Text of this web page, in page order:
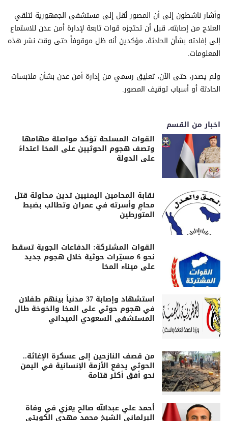
وأشار ناشطون إلى أن المصور نُقل إلى مستشفى الجمهورية لتلقي
العلاج من إصابته، قبل أن تحتجزه قوات تابعة لإدارة أمن عدن للاستماع
إلى إفادته بشأن الحادثة، مؤكدين أنه ظل موقوفاً حتى وقت نشر هذه
المعلومات.
ولم يصدر، حتى الآن، تعليق رسمي من إدارة أمن عدن بشأن ملابسات
الحادثة أو أسباب توقيف المصور.
اخبار من القسم
القوات المسلحة تؤكد مواصلة مهامها
وتصف هجوم الحوثيين على المخا اعتداءً
على الدولة
نقابة المحامين اليمنيين تدين محاولة قتل
محامٍ وأسرته في عمران وتطالب بضبط
المتورطين
القوات المشتركة: الدفاعات الجوية تسقط
نحو 6 مسيّرات حوثية خلال هجوم جديد
على ميناء المخا
استشهاد وإصابة 37 مدنياً بينهم طفلان
في هجوم حوثي على المخا والخوخة طال
المستشفى السعودي الميداني
من قصف النازحين إلى عسكرة الإغاثة..
الحوثي يدفع الأزمة الإنسانية في اليمن
نحو أفق أكثر قتامة
أحمد علي عبدالله صالح يعزي في وفاة
البرلماني الشيخ محمد مهدي الكويتي